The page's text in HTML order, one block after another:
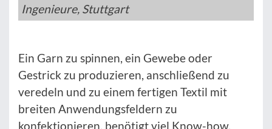
Ingenieure, Stuttgart
Ein Garn zu spinnen, ein Gewebe oder
Gestrick zu produzieren, anschließend zu
veredeln und zu einem fertigen Textil mit
breiten Anwendungsfeldern zu
konfektionieren, benötigt viel Know-how.